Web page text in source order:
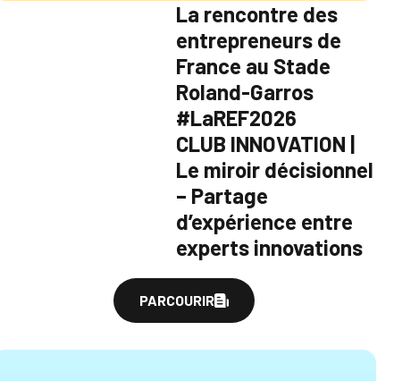
La rencontre des
entrepreneurs de
France au Stade
Roland-Garros
#LaREF2026
CLUB INNOVATION |
Le miroir décisionnel
– Partage
d’expérience entre
experts innovations
PARCOURIR